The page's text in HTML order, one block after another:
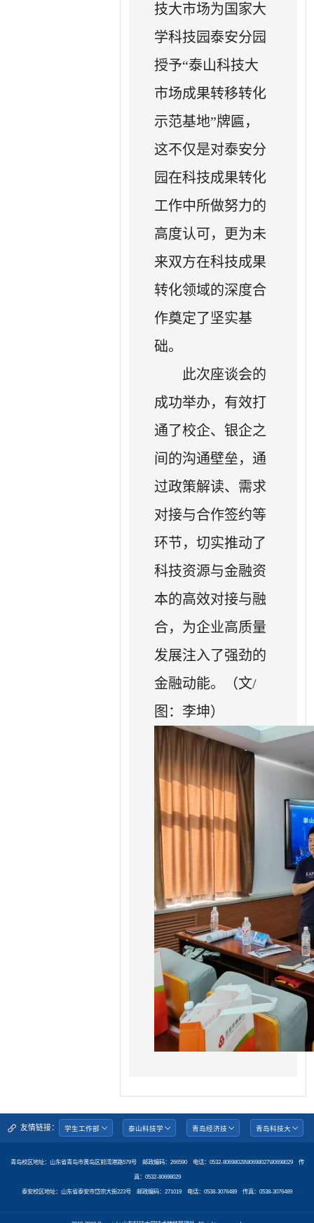
技大市场为国家大
学科技园泰安分园
授予“泰山科技大
市场成果转移转化
示范基地”牌匾，
这不仅是对泰安分
园在科技成果转化
工作中所做努力的
高度认可，更为未
来双方在科技成果
转化领域的深度合
作奠定了坚实基
础。
此次座谈会的
成功举办，有效打
通了校企、银企之
间的沟通壁垒，通
过政策解读、需求
对接与合作签约等
环节，切实推动了
科技资源与金融资
本的高效对接与融
合，为企业高质量
发展注入了强劲的
金融动能。（文/
图：李坤）
友情链接：
青岛校区地址：山东省青岛市黄岛区前湾港路579号 邮政编码：266590 电话：0532-80698028\80698027\80698029 传
真：0532-80698029
泰安校区地址：山东省泰安市岱宗大街223号 邮政编码：271019 电话：0538-3076489 传真：0538-3076489